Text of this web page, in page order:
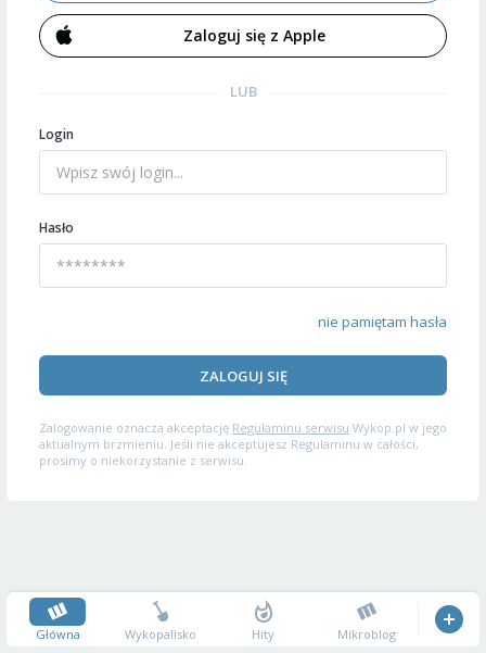
Zaloguj się z Apple
LUB
Login
Hasło
nie pamiętam hasła
ZALOGUJ SIĘ
Zalogowanie oznacza akceptację Regulaminu serwisu Wykop.pl w jego
aktualnym brzmieniu. Jeśli nie akceptujesz Regulaminu w całości,
prosimy o niekorzystanie z serwisu.
Główna Wykopalisko Hity Mikroblog